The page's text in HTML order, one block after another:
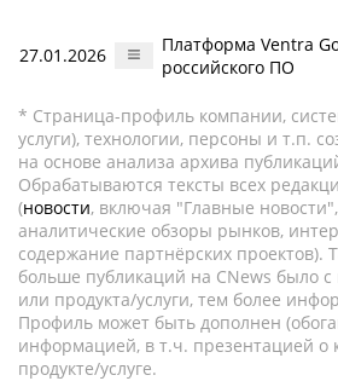
27.01.2026
Платформа Ventra
российского ПО
* Страница-профиль компании,
услуги), технологии, персоны и т.п.
на основе анализа архива
Обрабатываются тексты всех
(новости, включая "Главные новости",
аналитические обзоры рынков,
содержание партнёрских проектов).
больше публикаций на CNews было
или продукта/услуги, тем более
Профиль может быть дополнен
информацией, в т.ч. презентацией о
продукте/услуге.